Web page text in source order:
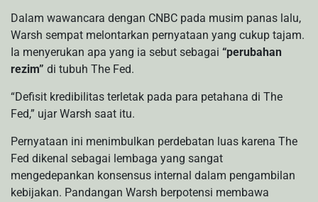
Dalam wawancara dengan CNBC pada musim panas lalu,
Warsh sempat melontarkan pernyataan yang cukup tajam.
Ia menyerukan apa yang ia sebut sebagai “perubahan
rezim” di tubuh The Fed.
“Defisit kredibilitas terletak pada para petahana di The
Fed,” ujar Warsh saat itu.
Pernyataan ini menimbulkan perdebatan luas karena The
Fed dikenal sebagai lembaga yang sangat
mengedepankan konsensus internal dalam pengambilan
kebijakan. Pandangan Warsh berpotensi membawa